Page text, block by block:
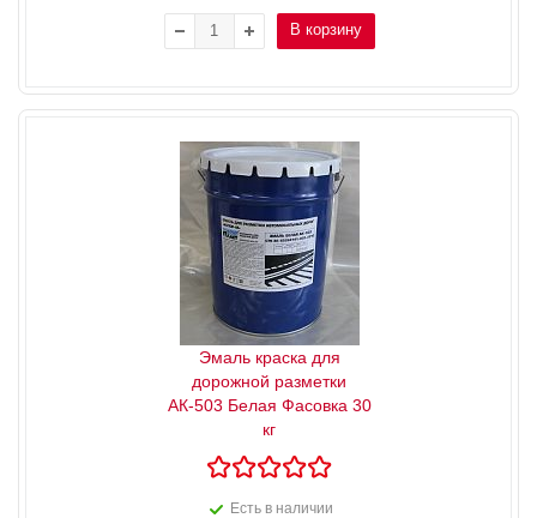
В корзину
Эмаль краска для
дорожной разметки
АК-503 Белая Фасовка 30
кг
Есть в наличии